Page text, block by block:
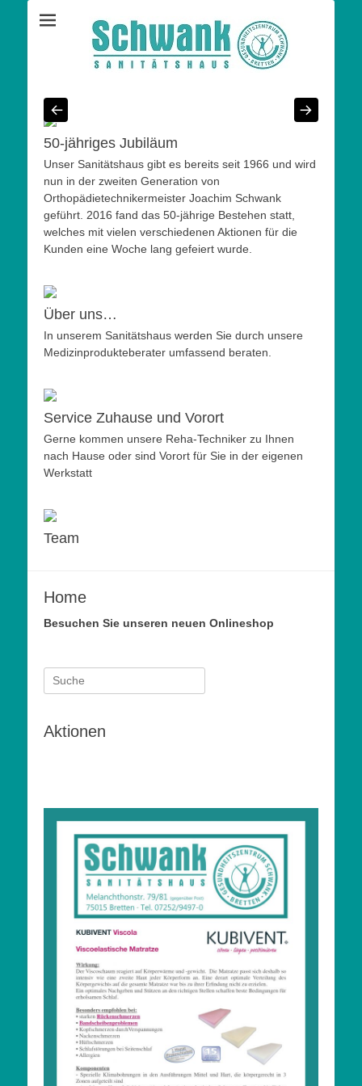
Sanitätshaus
Schwank
Ihr Sanitätshaus in Bretten und Umgebung
50-jähriges Jubiläum
Unser Sanitätshaus gibt es bereits seit 1966 und wird
nun in der zweiten Generation von
Orthopädietechnikermeister Joachim Schwank
geführt. 2016 fand das 50-jährige Bestehen statt,
welches mit vielen verschiedenen Aktionen für die
Kunden eine Woche lang gefeiert wurde.
Über uns…
In unserem Sanitätshaus werden Sie durch unsere
Medizinprodukteberater umfassend beraten.
Service Zuhause und Vorort
Gerne kommen unsere Reha-Techniker zu Ihnen
nach Hause oder sind Vorort für Sie in der eigenen
Werkstatt
Team
Home
Besuchen Sie unseren neuen Onlineshop
Suche
nach:
Aktionen